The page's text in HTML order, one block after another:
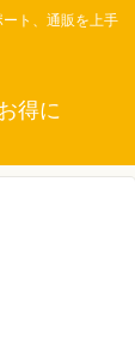
ト、通販を上手
得に